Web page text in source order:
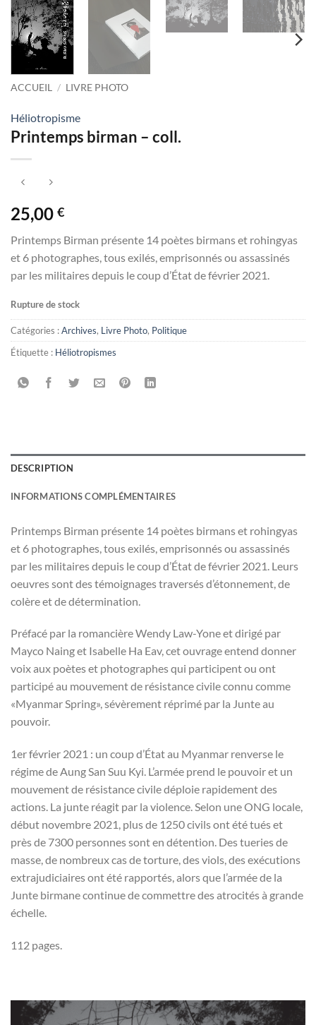
ACCUEIL / LIVRE PHOTO
Héliotropisme
Printemps birman – coll.
25,00 €
Printemps Birman présente 14 poètes birmans et rohingyas
et 6 photographes, tous exilés, emprisonnés ou assassinés
par les militaires depuis le coup d’État de février 2021.
Rupture de stock
Catégories :Archives, Livre Photo, Politique
Étiquette : Héliotropismes
DESCRIPTION
INFORMATIONS COMPLÉMENTAIRES
Printemps Birman présente 14 poètes birmans et rohingyas
et 6 photographes, tous exilés, emprisonnés ou assassinés
par les militaires depuis le coup d’État de février 2021. Leurs
oeuvres sont des témoignages traversés d’étonnement, de
colère et de détermination.
Préfacé par la romancière Wendy Law-Yone et dirigé par
Mayco Naing et Isabelle Ha Eav, cet ouvrage entend donner
voix aux poètes et photographes qui participent ou ont
participé au mouvement de résistance civile connu comme
«Myanmar Spring», sévèrement réprimé par la Junte au
pouvoir.
1er février 2021 : un coup d’État au Myanmar renverse le
régime de Aung San Suu Kyi. L’armée prend le pouvoir et un
mouvement de résistance civile déploie rapidement des
actions. La junte réagit par la violence. Selon une ONG locale,
début novembre 2021, plus de 1250 civils ont été tués et
près de 7300 personnes sont en détention. Des tueries de
masse, de nombreux cas de torture, des viols, des exécutions
extrajudiciaires ont été rapportés, alors que l’armée de la
Junte birmane continue de commettre des atrocités à grande
échelle.
112 pages.